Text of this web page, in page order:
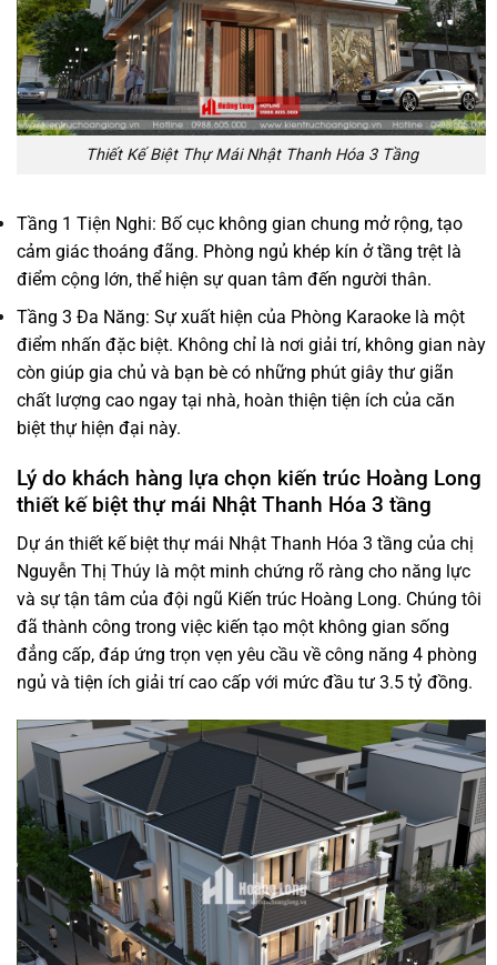
Thiết Kế Biệt Thự Mái Nhật Thanh Hóa 3 Tầng
Tầng 1 Tiện Nghi: Bố cục không gian chung mở rộng, tạo
cảm giác thoáng đãng. Phòng ngủ khép kín ở tầng trệt là
điểm cộng lớn, thể hiện sự quan tâm đến người thân.
Tầng 3 Đa Năng: Sự xuất hiện của Phòng Karaoke là một
điểm nhấn đặc biệt. Không chỉ là nơi giải trí, không gian này
còn giúp gia chủ và bạn bè có những phút giây thư giãn
chất lượng cao ngay tại nhà, hoàn thiện tiện ích của căn
biệt thự hiện đại này.
Lý do khách hàng lựa chọn kiến trúc Hoàng Long
thiết kế biệt thự mái Nhật Thanh Hóa 3 tầng
Dự án thiết kế biệt thự mái Nhật Thanh Hóa 3 tầng của chị
Nguyễn Thị Thúy là một minh chứng rõ ràng cho năng lực
và sự tận tâm của đội ngũ Kiến trúc Hoàng Long. Chúng tôi
đã thành công trong việc kiến tạo một không gian sống
đẳng cấp, đáp ứng trọn vẹn yêu cầu về công năng 4 phòng
ngủ và tiện ích giải trí cao cấp với mức đầu tư 3.5 tỷ đồng.